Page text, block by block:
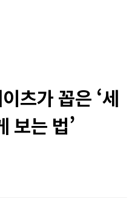
츠가 꼽은 ‘세
보는 법’